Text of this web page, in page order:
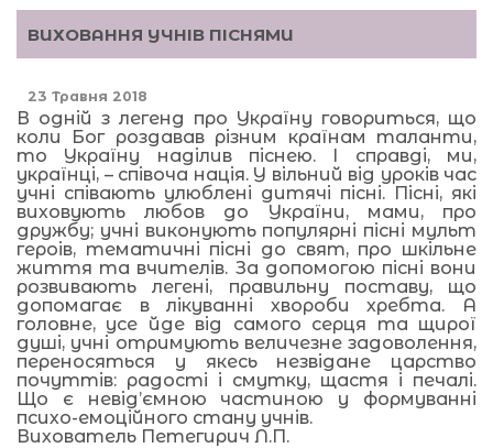
ВИХОВАННЯ УЧНІВ ПІСНЯМИ
23 Травня 2018
В одній з легенд про Україну говориться, що
коли Бог роздавав різним країнам таланти,
то Україну наділив піснею. І справді, ми,
українці, – співоча нація. У вільний від уроків час
учні співають улюблені дитячі пісні. Пісні, які
виховують любов до України, мами, про
дружбу; учні виконують популярні пісні мульт
героів, тематичні пісні до свят, про шкільне
життя та вчителів. За допомогою пісні вони
розвивають легені, правильну поставу, що
допомагає в лікуванні хвороби хребта. А
головне, усе йде від самого серця та щирої
душі, учні отримують величезне задоволення,
переносяться у якесь незвідане царство
почуттів: радості і смутку, щастя і печалі.
Що є невід’ємною частиною у формуванні
психо-емоційного стану учнів.
Вихователь Петегирич Л.П.